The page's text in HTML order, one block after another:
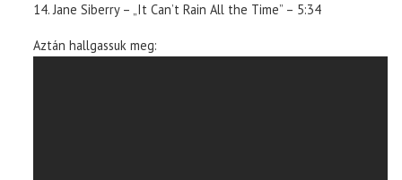
14. Jane Siberry – „It Can’t Rain All the Time” – 5:34
Aztán hallgassuk meg: